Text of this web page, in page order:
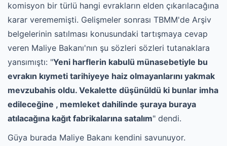
komisyon bir türlü hangi evrakların elden çıkarılacağına
karar verememişti. Gelişmeler sonrası TBMM'de Arşiv
belgelerinin satılması konusundaki tartışmaya cevap
veren Maliye Bakanı'nın şu sözleri sözleri tutanaklara
yansımıştı: "Yeni harflerin kabulü münasebetiyle bu
evrakın kıymeti tarihiyeye haiz olmayanlarını yakmak
mevzubahis oldu. Vekalette düşünüldü ki bunlar imha
edileceğine , memleket dahilinde şuraya buraya
atılacağına kağıt fabrikalarına satalım" dendi.
Güya burada Maliye Bakanı kendini savunuyor.